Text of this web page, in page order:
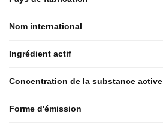
Nom international
Ingrédient actif
Concentration de la substance active
Forme d'émission